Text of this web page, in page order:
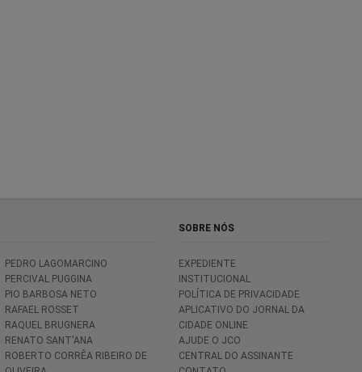
PEDRO LAGOMARCINO
PERCIVAL PUGGINA
PIO BARBOSA NETO
RAFAEL ROSSET
RAQUEL BRUGNERA
RENATO SANT'ANA
ROBERTO CORRÊA RIBEIRO DE
SOBRE NÓS
EXPEDIENTE
INSTITUCIONAL
POLÍTICA DE PRIVACIDADE
APLICATIVO DO JORNAL DA
CIDADE ONLINE
AJUDE O JCO
CENTRAL DO ASSINANTE